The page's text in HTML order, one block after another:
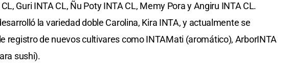
Guri INTA CL, Ñu Poty INTA CL, Memy Pora y Angiru INTA CL.
la variedad doble Carolina, Kira INTA, y actualmente se
registro de nuevos cultivares como INTAMati (aromático), ArborINTA
sushi).